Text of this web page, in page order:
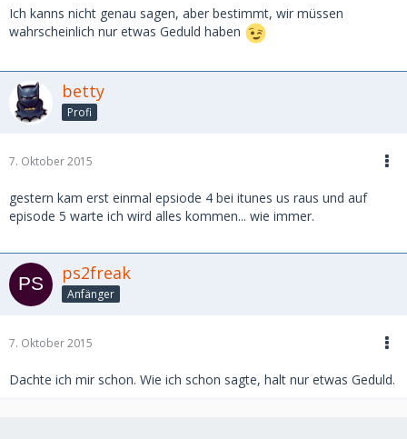
Ich kanns nicht genau sagen, aber bestimmt, wir müssen
wahrscheinlich nur etwas Geduld haben
betty
Profi
7. Oktober 2015
gestern kam erst einmal epsiode 4 bei itunes us raus und auf
episode 5 warte ich wird alles kommen... wie immer.
ps2freak
Anfänger
7. Oktober 2015
Dachte ich mir schon. Wie ich schon sagte, halt nur etwas Geduld.